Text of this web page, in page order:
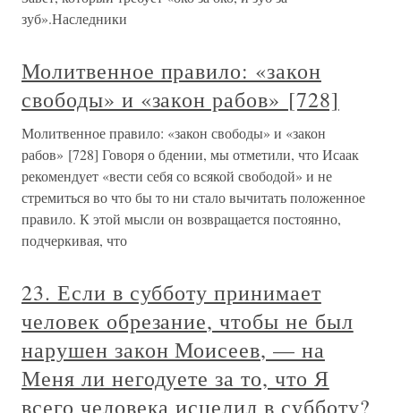
зуб».Наследники
Молитвенное правило: «закон
свободы» и «закон рабов» [728]
Молитвенное правило: «закон свободы» и «закон
рабов» [728] Говоря о бдении, мы отметили, что Исаак
рекомендует «вести себя со всякой свободой» и не
стремиться во что бы то ни стало вычитать положенное
правило. К этой мысли он возвращается постоянно,
подчеркивая, что
23. Если в субботу принимает
человек обрезание, чтобы не был
нарушен закон Моисеев, — на
Меня ли негодуете за то, что Я
всего человека исцелил в субботу?